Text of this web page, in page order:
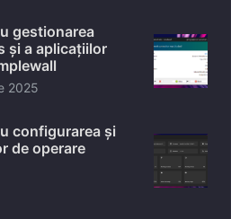
gestionarea
și a aplicațiilor
2025
configurarea și
de operare